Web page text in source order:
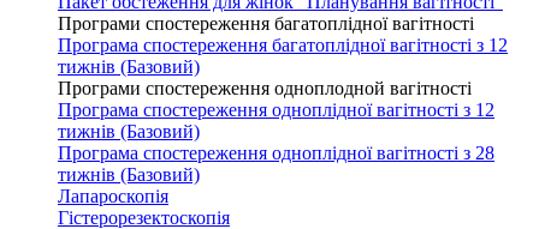
Програми спостереження багатоплідної вагітності
Програма спостереження багатоплідної вагітності з 12
тижнів (Базовий)
Програми спостереження одноплодной вагітності
Програма спостереження одноплідної вагітності з 12
тижнів (Базовий)
Програма спостереження одноплідної вагітності з 28
тижнів (Базовий)
Лапароскопія
Гістерорезектоскопія